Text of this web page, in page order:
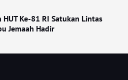
Ke-81 RI Satukan Lintas
Jemaah Hadir